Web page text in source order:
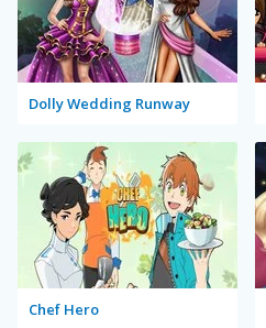
Dolly Wedding Runway
Chef Hero